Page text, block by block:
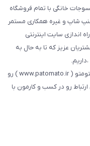
خانگی با تمام فروشگاه
شاپ و غیره همکاری مستمر
اندازی سایت اینترنتی
عزیز که تا به حال به
در همین راستا سایت خودمون با عنوان فارسی : پتومتو ( www.patomato.ir ) رو
رو در کسب و کارمون با